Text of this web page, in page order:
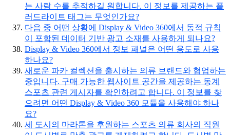
는 사람 수를 추적하길 원합니다. 이 정보를 제공하는 플
러드라이트 태그는 무엇인가요?
다음 중 어떤 상황에 Display & Video 360에서 동적 규칙
이 포함된 데이터 기반 광고 소재를 사용하게 되나요?
Display & Video 360에서 정보 패널은 어떤 용도로 사용
하나요?
새로운 파카 컬렉션을 출시하는 의류 브랜드와 협업하는
중입니다. 구매 가능한 웹사이트 공간을 제공하는 동계
스포츠 관련 게시자를 확인하려고 합니다. 이 정보를 찾
으려면 어떤 Display & Video 360 모듈을 사용해야 하나
요?
세 도시의 마라톤을 후원하는 스포츠 의류 회사의 직원